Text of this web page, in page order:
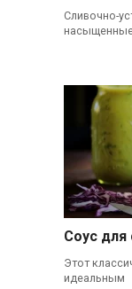
Сливочно-
Соус для
Этот
идеальным